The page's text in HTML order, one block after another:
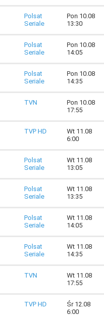
Polsat
Seriale
Pon 10.08
13:30
Polsat
Seriale
Pon 10.08
14:05
Polsat
Seriale
Pon 10.08
14:35
TVN
Pon 10.08
17:55
TVP HD
Wt 11.08
6:00
Polsat
Seriale
Wt 11.08
13:05
Polsat
Seriale
Wt 11.08
13:35
Polsat
Seriale
Wt 11.08
14:05
Polsat
Seriale
Wt 11.08
14:35
TVN
Wt 11.08
17:55
TVP HD
Śr 12.08
6:00